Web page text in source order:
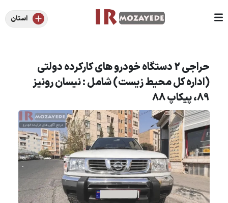
استان
حراجی 2 دستگاه خودرو های کارکرده دولتی
(اداره کل محیط زیست) شامل : نیسان رونیز
89، پیکاپ 88